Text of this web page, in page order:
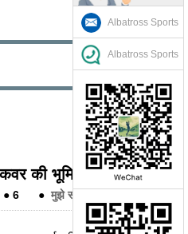
की भूमिका
●6 ● मुझे संदेश दे देना
Albatross Sports
Albatross Sports